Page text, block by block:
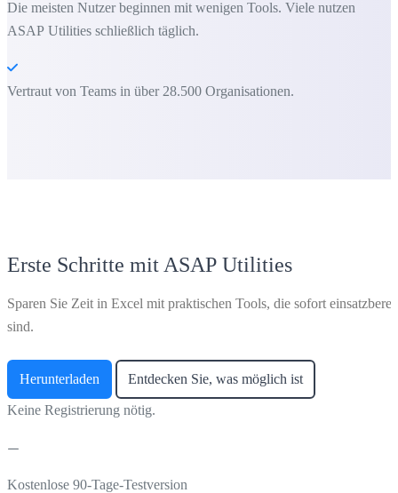
Die meisten Nutzer beginnen mit wenigen Tools. Viele nutzen
ASAP Utilities schließlich täglich.
Vertraut von Teams in über 28.500 Organisationen.
Erste Schritte mit ASAP Utilities
Sparen Sie Zeit in Excel mit praktischen Tools, die sofort einsatzbereit
sind.
Herunterladen Entdecken Sie, was möglich ist
Keine Registrierung nötig.
Kostenlose 90-Tage-Testversion